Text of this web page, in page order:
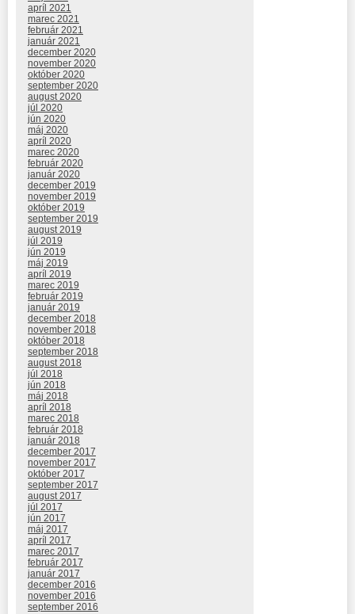
apríl 2021
marec 2021
február 2021
január 2021
december 2020
november 2020
október 2020
september 2020
august 2020
júl 2020
jún 2020
máj 2020
apríl 2020
marec 2020
február 2020
január 2020
december 2019
november 2019
október 2019
september 2019
august 2019
júl 2019
jún 2019
máj 2019
apríl 2019
marec 2019
február 2019
január 2019
december 2018
november 2018
október 2018
september 2018
august 2018
júl 2018
jún 2018
máj 2018
apríl 2018
marec 2018
február 2018
január 2018
december 2017
november 2017
október 2017
september 2017
august 2017
júl 2017
jún 2017
máj 2017
apríl 2017
marec 2017
február 2017
január 2017
december 2016
november 2016
september 2016